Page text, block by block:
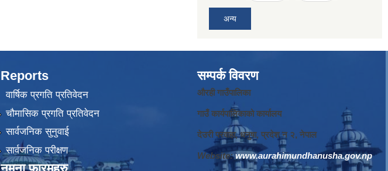
अन्य
Reports
वार्षिक प्रगति प्रतिवेदन
चौमासिक प्रगति प्रतिवेदन
सार्वजनिक सुनुवाई
सार्वजनिक परीक्षण
सम्पर्क विवरण
औरही गाउँपालिका
गाउँ कार्यपालिकाको कार्यालय
देउरी परवाहा, धनुषा, प्रदेश न‌‍ २, नेपाल
Website:www.aurahimundhanusha.gov.np